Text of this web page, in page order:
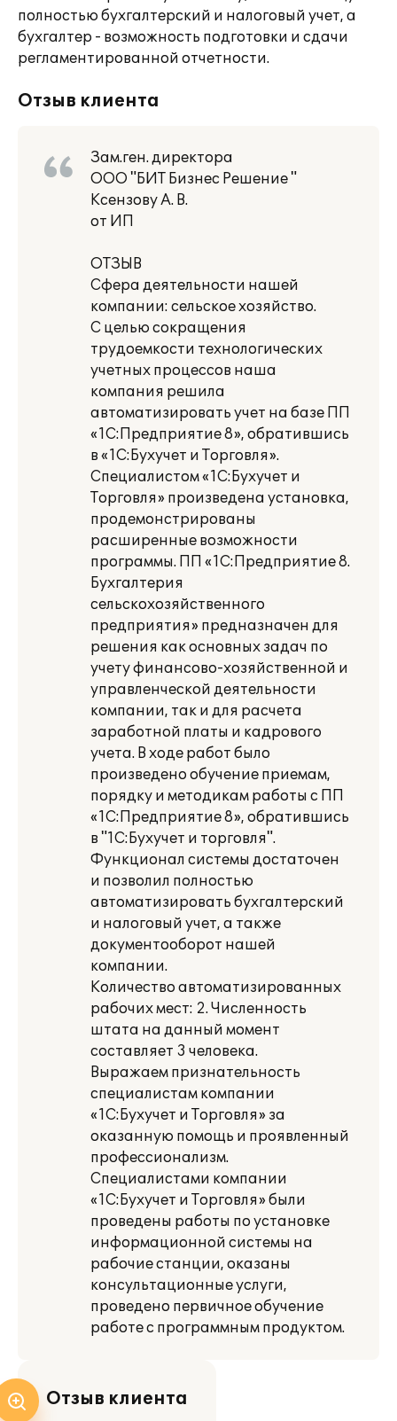
полностью бухгалтерский и налоговый учет, а
бухгалтер - возможность подготовки и сдачи
регламентированной отчетности.
Отзыв клиента
Зам.ген. директора
ООО "БИТ Бизнес Решение "
Ксензову А. В.
от ИП
ОТЗЫВ
Сфера деятельности нашей
компании: сельское хозяйство.
С целью сокращения
трудоемкости технологических
учетных процессов наша
компания решила
автоматизировать учет на базе ПП
«1С:Предприятие 8», обратившись
в «1С:Бухучет и Торговля».
Специалистом «1C:Бухучет и
Торговля» произведена установка,
продемонстрированы
расширенные возможности
программы. ПП «1С:Предприятие 8.
Бухгалтерия
сельскохозяйственного
предприятия» предназначен для
решения как основных задач по
учету финансово-хозяйственной и
управленческой деятельности
компании, так и для расчета
заработной платы и кадрового
учета. В ходе работ было
произведено обучение приемам,
порядку и методикам работы с ПП
«1С:Предприятие 8», обратившись
в "1С:Бухучет и торговля".
Функционал системы достаточен
и позволил полностью
автоматизировать бухгалтерский
и налоговый учет, а также
документооборот нашей
компании.
Количество автоматизированных
рабочих мест: 2. Численность
штата на данный момент
составляет 3 человека.
Выражаем признательность
специалистам компании
«1С:Бухучет и Торговля» за
оказанную помощь и проявленный
профессионализм.
Специалистами компании
«1С:Бухучет и Торговля» были
проведены работы по установке
информационной системы на
рабочие станции, оказаны
консультационные услуги,
проведено первичное обучение
работе с программным продуктом.
Отзыв клиента